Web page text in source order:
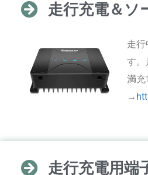
走行充電＆ソ
走
す。
満充
→
走行充電用端